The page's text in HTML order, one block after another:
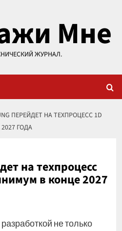
Мне
ЖУРНАЛ.
ПЕРЕЙДЕТ НА ТЕХПРОЦЕСС 1D
ГОДА
на техпроцесс
в конце 2027
не только